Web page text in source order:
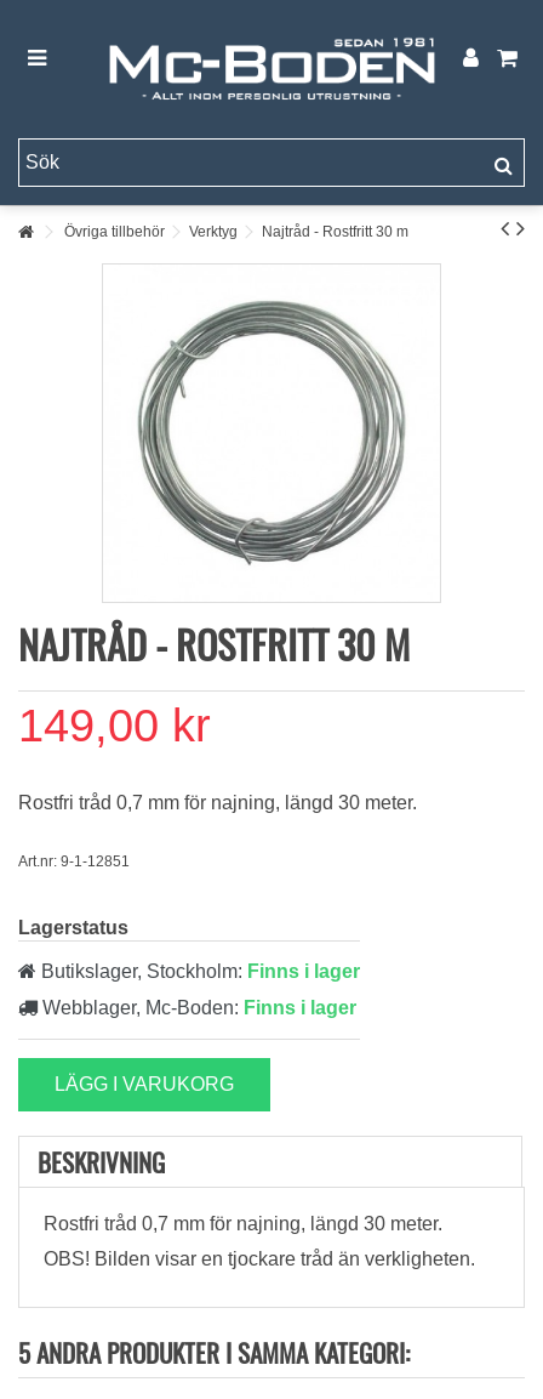
Övriga tillbehör Verktyg Najtråd - Rostfritt 30 m
NAJTRÅD - ROSTFRITT 30 M
149,00 kr
Rostfri tråd 0,7 mm för najning, längd 30 meter.
Art.nr: 9-1-12851
Lagerstatus
Butikslager, Stockholm: Finns i lager
Webblager, Mc-Boden: Finns i lager
LÄGG I VARUKORG
BESKRIVNING
Rostfri tråd 0,7 mm för najning, längd 30 meter.
OBS! Bilden visar en tjockare tråd än verkligheten.
5 ANDRA PRODUKTER I SAMMA KATEGORI: